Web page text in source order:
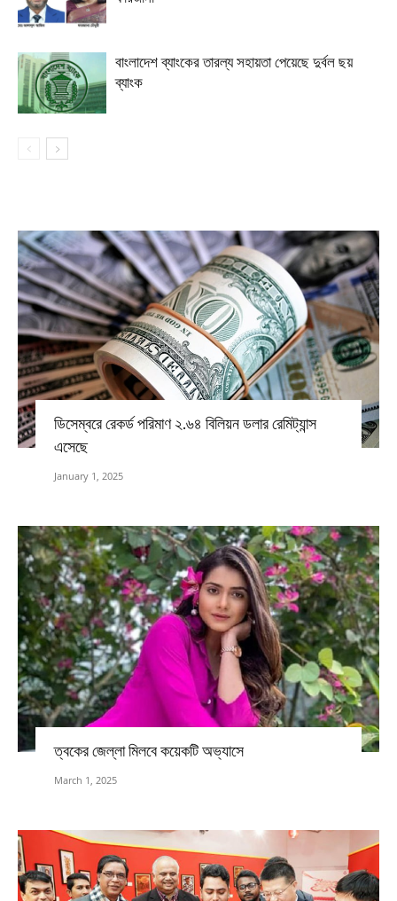
বাংলাদেশ ব্যাংকের তারল্য সহায়তা পেয়েছে দুর্বল ছয়
ব্যাংক
ডিসেম্বরে রেকর্ড পরিমাণ ২.৬৪ বিলিয়ন ডলার রেমিট্যান্স
এসেছে
January 1, 2025
ত্বকের জেল্লা মিলবে কয়েকটি অভ্যাসে
March 1, 2025